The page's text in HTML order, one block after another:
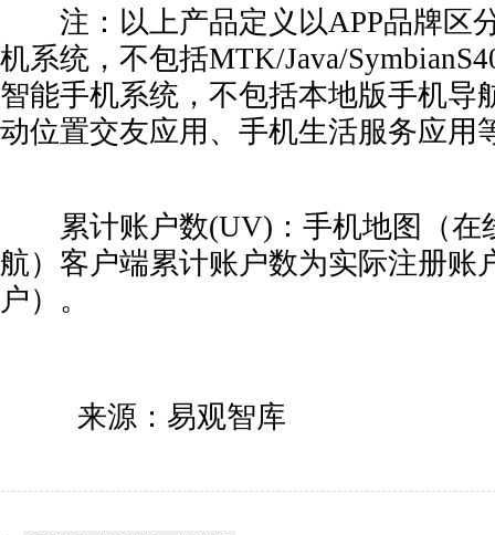
注：以上产品定义以APP品牌区
机系统，不包括MTK/Java/
智能手机系统，不包括本地版手机导
动位置交友应用、手机生活服务应用
累计账户数(UV)：手机地图（在
航）客户端累计账户数为实际注册账
户）。
来源：易观智库